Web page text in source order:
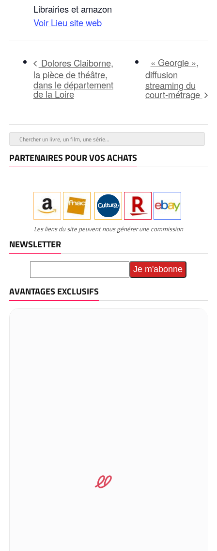
Librairies et amazon
Voir Lieu site web
Dolores Claiborne,
la pièce de théâtre,
dans le département
de la Loire
« Georgie »,
diffusion
streaming du
court-métrage
PARTENAIRES POUR VOS ACHATS
Les liens du site peuvent nous générer une commission
NEWSLETTER
AVANTAGES EXCLUSIFS